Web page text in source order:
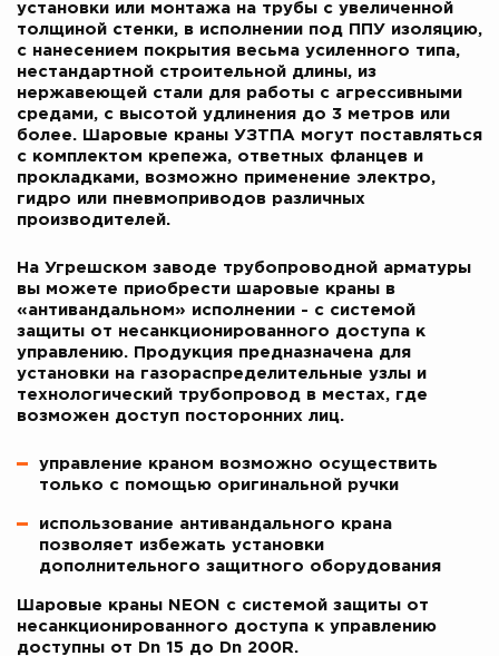
установки или монтажа на трубы с увеличенной
толщиной стенки, в исполнении под ППУ изоляцию,
с нанесением покрытия весьма усиленного типа,
нестандартной строительной длины, из
нержавеющей стали для работы с агрессивными
средами, с высотой удлинения до 3 метров или
более. Шаровые краны УЗТПА могут поставляться
с комплектом крепежа, ответных фланцев и
прокладками, возможно применение электро,
гидро или пневмоприводов различных
производителей.
На Угрешском заводе трубопроводной арматуры
вы можете приобрести шаровые краны в
«антивандальном» исполнении - с системой
защиты от несанкционированного доступа к
управлению. Продукция предназначена для
установки на газораспределительные узлы и
технологический трубопровод в местах, где
возможен доступ посторонних лиц.
управление краном возможно осуществить
только с помощью оригинальной ручки
использование антивандального крана
позволяет избежать установки
дополнительного защитного оборудования
Шаровые краны NEON с системой защиты от
несанкционированного доступа к управлению
доступны от Dn 15 до Dn 200R.